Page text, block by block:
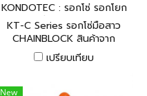
KONDOTEC : รอกโซ่ รอกโยก
รอกถ่วง KT-C3.0T
KT-C Series รอกโซ่มือสาว
CHAINBLOCK สินค้าจาก
ประเทศญี่ปุ่น พร้อมใบ
CERTIFICATE GUARANTEE
เปรียบเทียบ
New